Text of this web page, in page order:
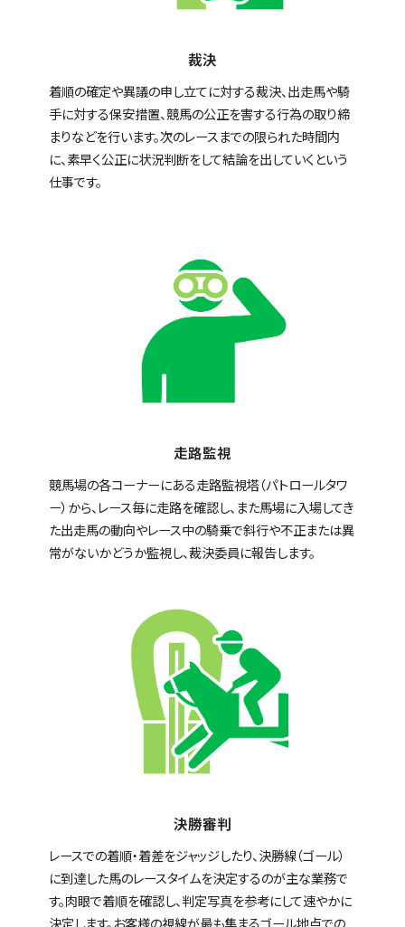
裁決
着順の確定や異議の申し立てに対する裁決、出走馬や騎
手に対する保安措置、競馬の公正を害する行為の取り締
まりなどを行います。次のレースまでの限られた時間内
に、素早く公正に状況判断をして結論を出していくという
仕事です。
走路監視
競馬場の各コーナーにある走路監視塔（パトロールタワ
ー）から、レース毎に走路を確認し、また馬場に入場してき
た出走馬の動向やレース中の騎乗で斜行や不正または異
常がないかどうか監視し、裁決委員に報告します。
決勝審判
レースでの着順・着差をジャッジしたり、決勝線（ゴール）
に到達した馬のレースタイムを決定するのが主な業務で
す。肉眼で着順を確認し、判定写真を参考にして速やかに
決定します。お客様の視線が最も集まるゴール地点での